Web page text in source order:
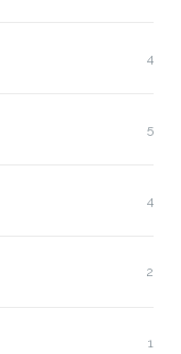
4
5
4
2
1